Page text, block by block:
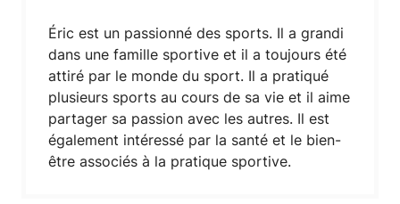
Éric est un passionné des sports. Il a grandi
dans une famille sportive et il a toujours été
attiré par le monde du sport. Il a pratiqué
plusieurs sports au cours de sa vie et il aime
partager sa passion avec les autres. Il est
également intéressé par la santé et le bien-
être associés à la pratique sportive.